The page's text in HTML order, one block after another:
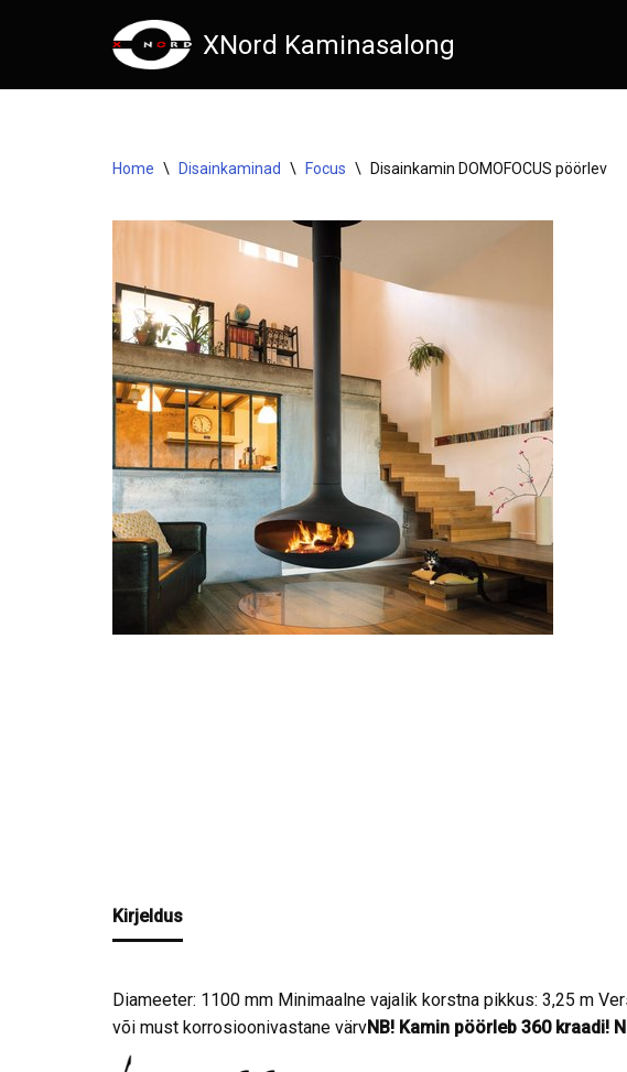
to
XNord Kaminasalong
Home \ Disainkaminad \ Focus \ Disainkamin DOMOFOCUS pöörlev
Kirjeldus
Diameeter: 1100 mm Minimaalne vajalik korstna pikkus: 3,25 m
või must korrosioonivastane värvNB! Kamin pöörleb 360 kraadi!